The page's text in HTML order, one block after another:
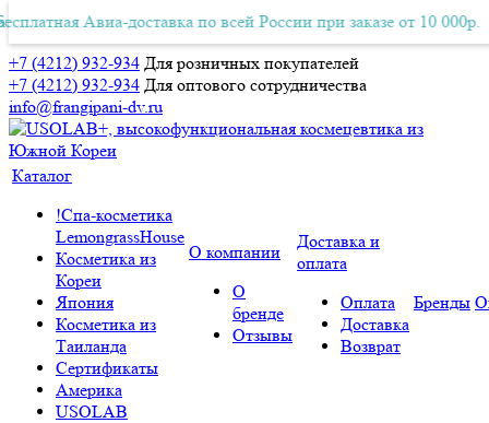
+7 (4212) 932-934 Для розничных покупателей
+7 (4212) 932-934 Для оптового сотрудничества
info@frangipani-dv.ru
Авиа-доставка по всей России при заказе от 10 000р.
Авиа-доставка по всей России при заказе от 10 000р.
Каталог
!Спа-косметика
LemongrassHouse
Косметика из
Кореи
Япония
Косметика из
Таиланда
Сертификаты
Америка
USOLAB
О компании
О
бренде
Отзывы
Доставка и
оплата
Оплата
Доставка
Возврат
Бренды